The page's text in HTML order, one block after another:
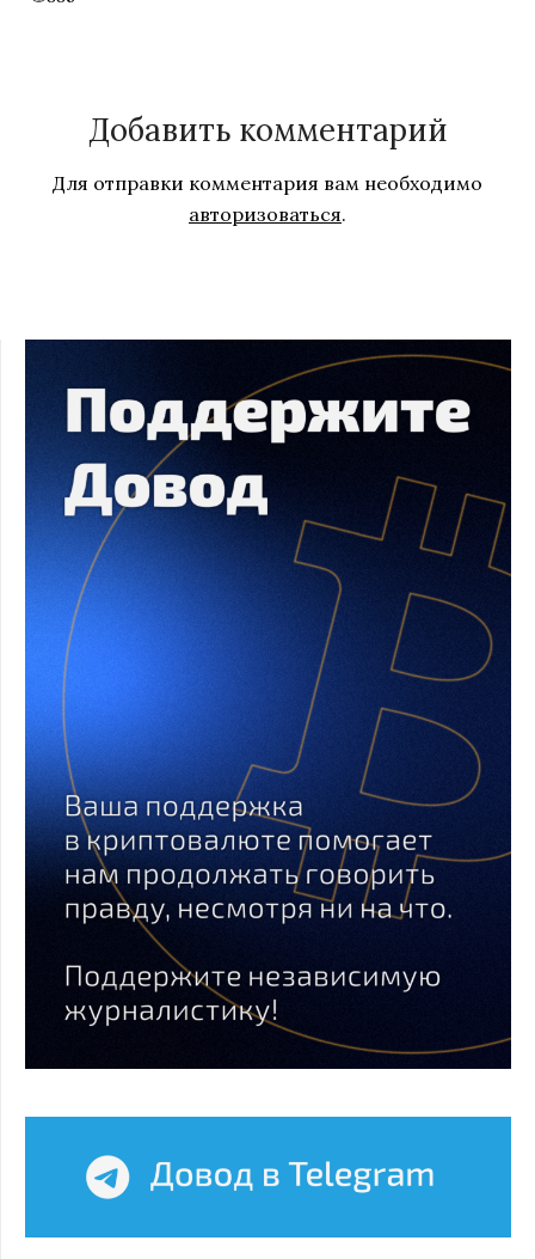
Добавить комментарий
Для отправки комментария вам необходимо
авторизоваться.